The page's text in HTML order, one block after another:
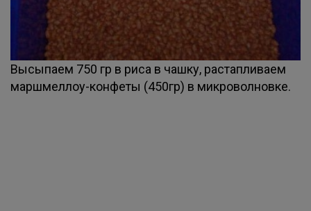
Высыпаем 750 гр в риса в чашку, растапливаем
маршмеллоу-конфеты (450гр) в микроволновке.